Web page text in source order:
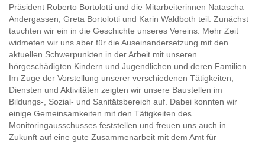
Präsident Roberto Bortolotti und die Mitarbeiterinnen Natascha
Andergassen, Greta Bortolotti und Karin Waldboth teil. Zunächst
tauchten wir ein in die Geschichte unseres Vereins. Mehr Zeit
widmeten wir uns aber für die Auseinandersetzung mit den
aktuellen Schwerpunkten in der Arbeit mit unseren
hörgeschädigten Kindern und Jugendlichen und deren Familien.
Im Zuge der Vorstellung unserer verschiedenen Tätigkeiten,
Diensten und Aktivitäten zeigten wir unsere Baustellen im
Bildungs-, Sozial- und Sanitätsbereich auf. Dabei konnten wir
einige Gemeinsamkeiten mit den Tätigkeiten des
Monitoringausschusses feststellen und freuen uns auch in
Zukunft auf eine gute Zusammenarbeit mit dem Amt für